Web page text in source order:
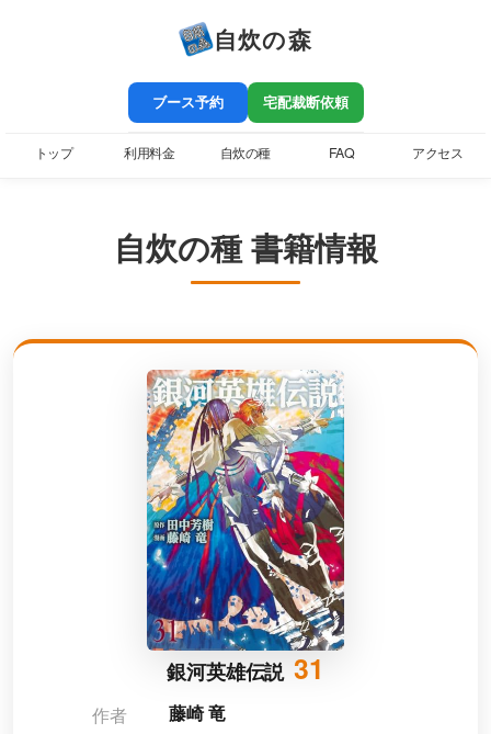
自炊の森
ブース予約 宅配裁断依頼
トップ 利用料金 自炊の種 FAQ アクセス
自炊の種 書籍情報
銀河英雄伝説 31
作者
藤崎 竜